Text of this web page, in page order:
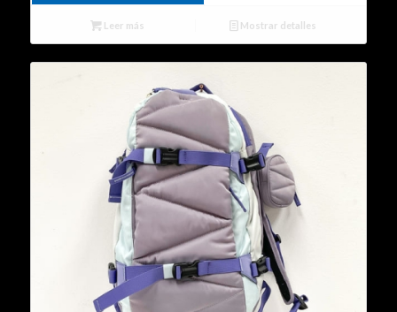
Leer más Mostrar detalles